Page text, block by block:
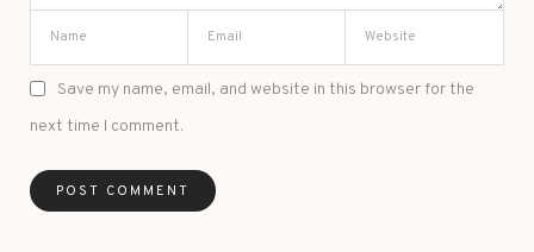
Save my name, email, and website in this browser for the
next time I comment.